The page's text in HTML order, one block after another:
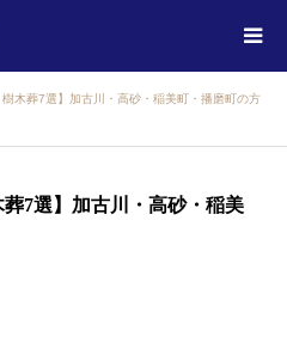
樹木葬7選】加古川・高砂・稲美町・播磨町の方
葬7選】加古川・高砂・稲美